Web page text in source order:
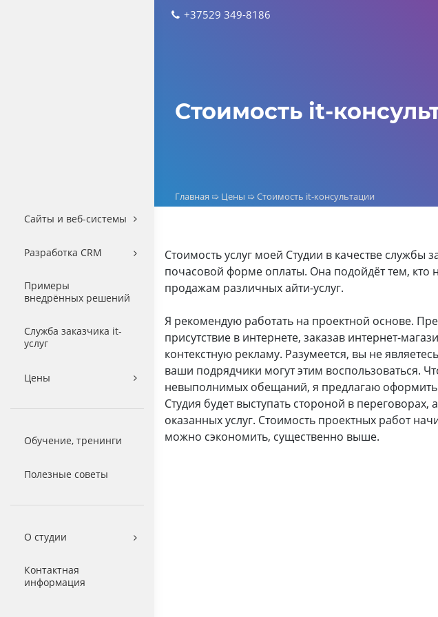
Сайты и веб-системы
Разработка CRM
Примеры
внедрённых решений
Служба заказчика it-
услуг
Цены
Обучение, тренинги
Полезные советы
О студии
Контактная
информация
Skip
+37529 349-8186
Стоимость it-
Главная ➯ Цены ➯Стоимость it-консультации
Стоимость услуг моей Студии в качестве службы
почасовой форме оплаты. Она подойдёт тем,
продажам различных айти-услуг.
Я рекомендую работать на проектной основе.
присутствие в интернете, заказав интернет-
контекстную рекламу. Разумеется, вы не
ваши подрядчики могут этим воспользоваться.
невыполнимых обещаний, я предлагаю оформить
Студия будет выступать стороной в переговорах,
оказанных услуг. Стоимость проектных работ
можно сэкономить, существенно выше.